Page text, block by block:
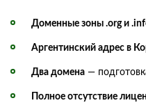
Доменные зоны .org и
Аргентинский адрес в
Два домена —
Полное отсутствие